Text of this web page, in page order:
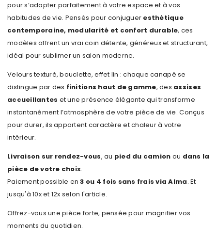
pour s’adapter parfaitement à votre espace et à vos
habitudes de vie. Pensés pour conjuguer esthétique
contemporaine, modularité et confort durable, ces
modèles offrent un vrai coin détente, généreux et structurant,
idéal pour sublimer un salon moderne.
Velours texturé, bouclette, effet lin : chaque canapé se
distingue par des finitions haut de gamme, des assises
accueillantes et une présence élégante qui transforme
instantanément l’atmosphère de votre pièce de vie. Conçus
pour durer, ils apportent caractère et chaleur à votre
intérieur.
Livraison sur rendez-vous, au pied du camion ou dans la
pièce de votre choix.
Paiement possible en3 ou 4 fois sans frais via Alma. Et
jusqu'à 10x et 12x selon l'article.
Offrez-vous une pièce forte, pensée pour magnifier vos
moments du quotidien.